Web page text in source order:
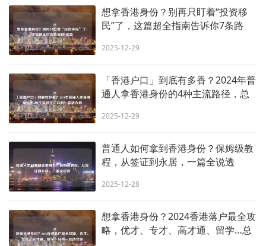
想拿香港身份？别再只盯着“投资移
民”了，这篇超全指南告诉你7条路
2025-12-29
「香港户口」到底有多香？2024年普
通人拿香港身份的4种主流路径，总
2025-12-29
普通人如何拿到香港身份？保姆级教
程，从签证到永居，一篇全说透
2025-12-28
想拿香港身份？2024香港落户最全攻
略，优才、专才、高才通、留学…总